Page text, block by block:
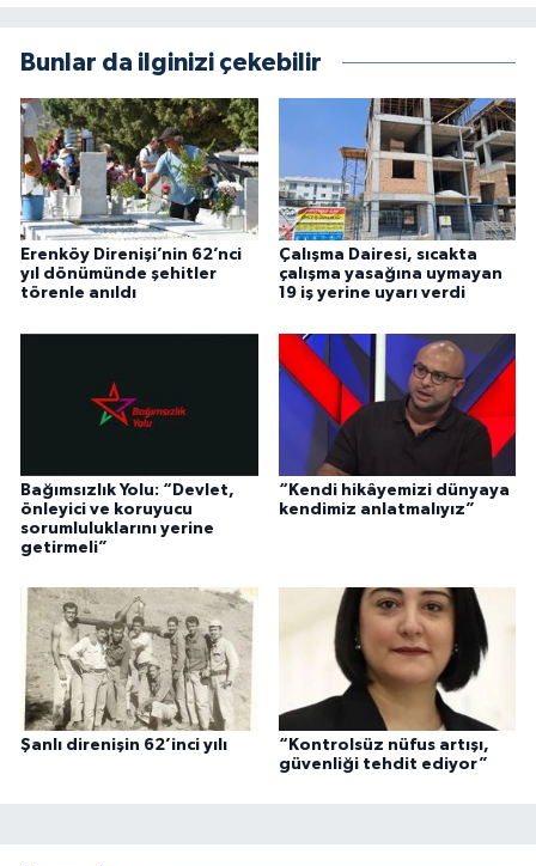
Bunlar da ilginizi çekebilir
Erenköy Direnişi’nin 62’nci
yıl dönümünde şehitler
törenle anıldı
Çalışma Dairesi, sıcakta
çalışma yasağına uymayan
19 iş yerine uyarı verdi
Bağımsızlık Yolu: “Devlet,
önleyici ve koruyucu
sorumluluklarını yerine
getirmeli”
“Kendi hikâyemizi dünyaya
kendimiz anlatmalıyız”
Şanlı direnişin 62’inci yılı
“Kontrolsüz nüfus artışı,
güvenliği tehdit ediyor”